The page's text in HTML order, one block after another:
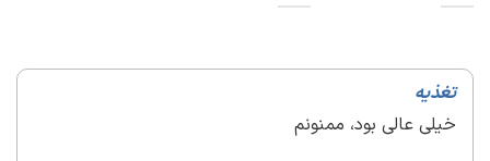
تغذیه
خیلی عالی بود، ممنونم